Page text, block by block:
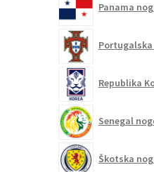
Panama
Portugalska
Republika
Senegal
Škotska